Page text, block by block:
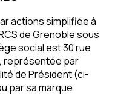
actions simplifiée à
de Grenoble sous
social est 30 rue
représentée par
de Président (ci-
par sa marque